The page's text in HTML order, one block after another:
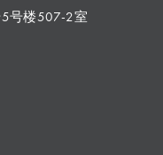
号楼507-2室